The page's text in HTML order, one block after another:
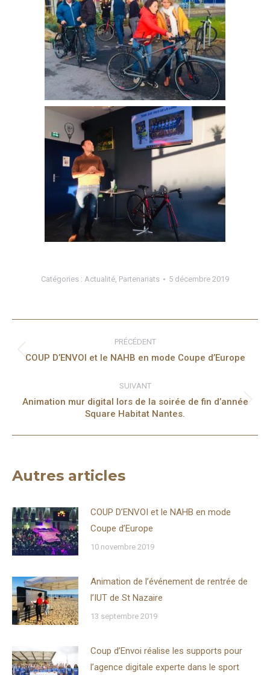
Catégories : Actualité, Partenariats 5 décembre 2019
PRÉCÉDENT
Article
:
COUP D’ENVOI et le NAHB en mode Coupe d’Europe
SUIVANT
Article
Animation mur digital lors de la soirée de fin d’année
Square Habitat Nantes.
Autres articles
COUP D’ENVOI et le NAHB en mode
Coupe d’Europe
10 novembre 2019
Animation de l’événement de rentrée de
l’IUT de St Nazaire
13 septembre 2019
Coup d’Envoi réalise les supports pour
l’agence digitale experte dans le sport